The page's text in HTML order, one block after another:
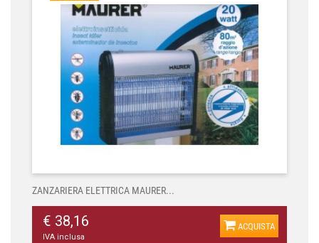
ZANZARIERA ELETTRICA MAURER...
€ 38,16
IVA inclusa
ACQUISTA